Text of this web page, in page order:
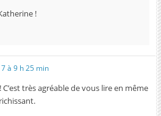
!
à 9 h 25 min
très agréable de vous lire en même